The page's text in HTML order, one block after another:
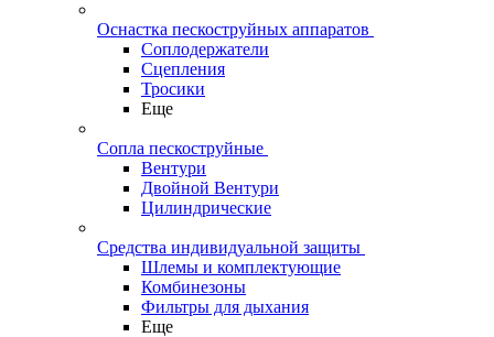
Оснастка пескоструйных аппаратов
Соплодержатели
Сцепления
Тросики
Еще
Сопла пескоструйные
Вентури
Двойной Вентури
Цилиндрические
Средства индивидуальной защиты
Шлемы и комплектующие
Комбинезоны
Фильтры для дыхания
Еще